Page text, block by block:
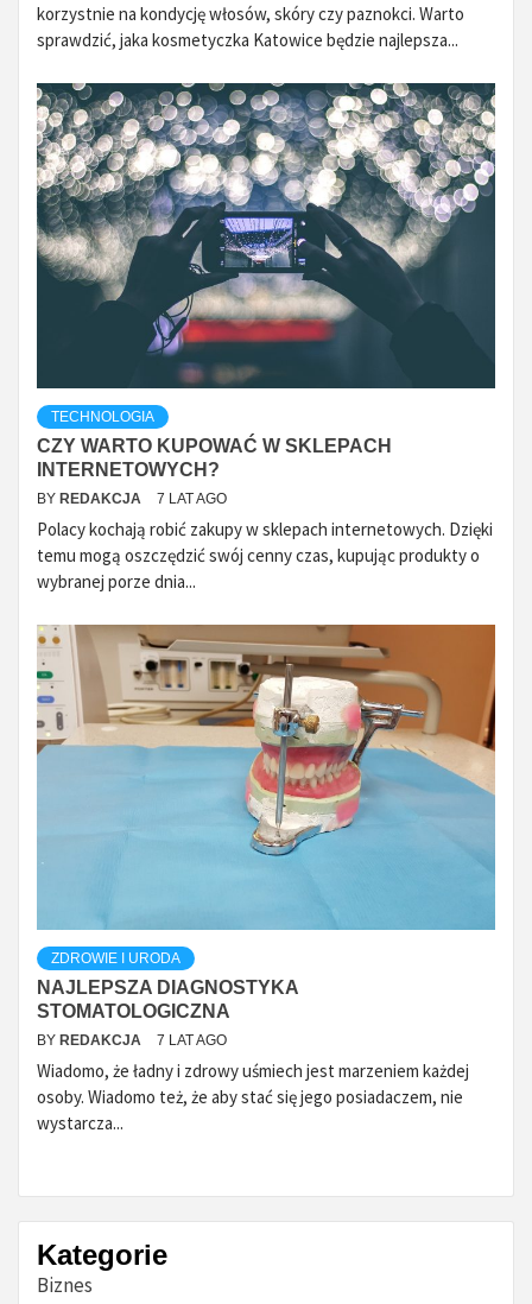
korzystnie na kondycję włosów, skóry czy paznokci. Warto
sprawdzić, jaka kosmetyczka Katowice będzie najlepsza...
TECHNOLOGIA
CZY WARTO KUPOWAĆ W SKLEPACH
INTERNETOWYCH?
BY REDAKCJA 7 LAT AGO
Polacy kochają robić zakupy w sklepach internetowych. Dzięki
temu mogą oszczędzić swój cenny czas, kupując produkty o
wybranej porze dnia...
ZDROWIE I URODA
NAJLEPSZA DIAGNOSTYKA
STOMATOLOGICZNA
BY REDAKCJA 7 LAT AGO
Wiadomo, że ładny i zdrowy uśmiech jest marzeniem każdej
osoby. Wiadomo też, że aby stać się jego posiadaczem, nie
wystarcza...
Kategorie
Biznes